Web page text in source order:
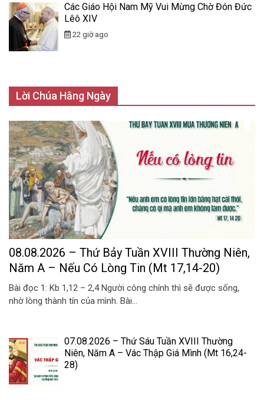
Các Giáo Hội Nam Mỹ Vui Mừng Chờ Đón Đức
Lêô XIV
22 giờ ago
Lời Chúa Hằng Ngày
08.08.2026 – Thứ Bảy Tuần XVIII Thường Niên,
Năm A – Nếu Có Lòng Tin (Mt 17,14-20)
Bài đọc 1: Kb 1,12 – 2,4 Người công chính thì sẽ được sống,
nhờ lòng thành tín của mình. Bài...
07.08.2026 – Thứ Sáu Tuần XVIII Thường
Niên, Năm A – Vác Thập Giá Mình (Mt 16,24-
28)